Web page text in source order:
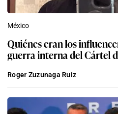
México
Quiénes eran los
guerra interna del Cártel
Roger Zuzunaga Ruiz